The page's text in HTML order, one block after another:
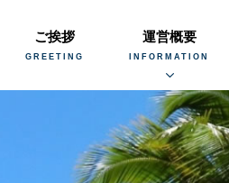
ご挨拶 運営概要